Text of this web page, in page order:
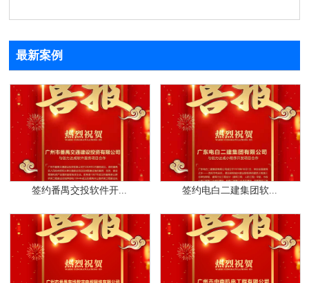
最新案例
签约番禺交投软件开... 签约电白二建集团软...